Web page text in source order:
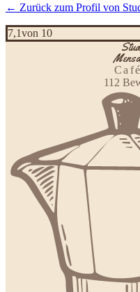
← Zurück zum Profil von
7,1von 10
112